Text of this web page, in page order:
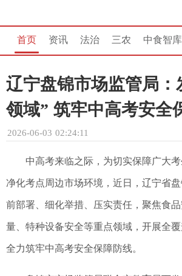
首页 资讯 法治 三农 中食智库
辽宁盘锦市场监管局：
领域” 筑牢中高考安全
2026-06-03 02:24:11
中高考来临之际，为切实保障广大考
净化考点周边市场环境，近日，辽宁省
前部署、细化举措、压实责任，聚焦食
量、特种设备安全等重点领域，开展全覆
全力筑牢中高考安全保障防线。